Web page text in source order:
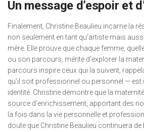
Un message d’espoir et
Finalement, Christine Beaulieu incarne la
non seulement en tant qu’artiste mais
mère. Elle prouve que chaque femme,
ou son parcours, mérite d’explorer la
parcours inspire ceux qui la suivent,
qu’il soit professionnel ou personnel — est
identité. Christine démontre que la
source d’enrichissement, apportant des
la fois dans la vie personnelle et
doute que Christine Beaulieu continuera